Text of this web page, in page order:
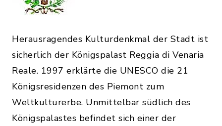
Herausragendes Kulturdenkmal der Stadt ist
sicherlich der Königspalast Reggia di Venaria
Reale. 1997 erklärte die UNESCO die 21
Königsresidenzen des Piemont zum
Weltkulturerbe. Unmittelbar südlich des
Königspalastes befindet sich einer der